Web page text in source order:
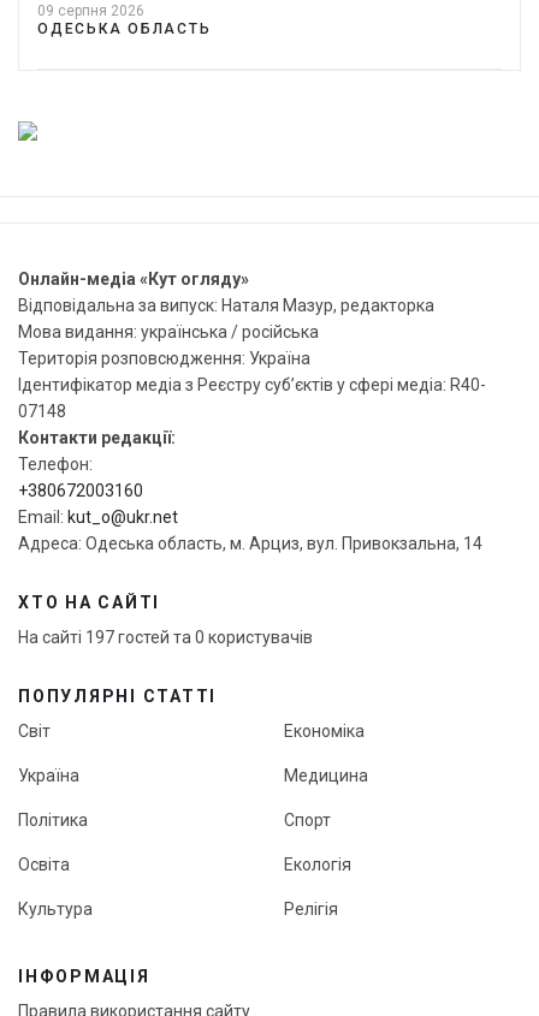
09 серпня 2026
ОДЕСЬКА ОБЛАСТЬ
Онлайн-медіа «Кут огляду»
Відповідальна за випуск: Наталя Мазур, редакторка
Мова видання: українська / російська
Територія розповсюдження: Україна
Ідентифікатор медіа з Реєстру суб’єктів у сфері медіа: R40-
07148
Контакти редакції:
Телефон:
+380672003160
Email: kut_o@ukr.net
Адреса: Одеська область, м. Арциз, вул. Привокзальна, 14
ХТО НА САЙТІ
На сайті 197 гостей та 0 користувачів
ПОПУЛЯРНІ СТАТТІ
Світ
Україна
Політика
Освіта
Культура
Економіка
Медицина
Спорт
Екологія
Релігія
ІНФОРМАЦІЯ
Правила використання сайту